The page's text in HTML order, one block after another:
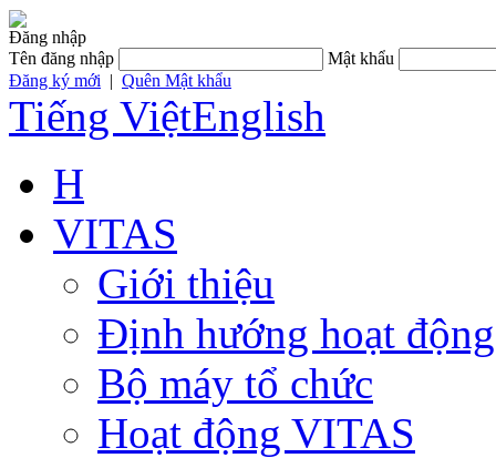
Đăng nhập
Tên đăng nhập
Mật khẩu
Đăng ký mới | Quên Mật khẩu
Tiếng ViệtEnglish
H
VITAS
Giới thiệu
Định hướng hoạt động
Bộ máy tổ chức
Hoạt động VITAS